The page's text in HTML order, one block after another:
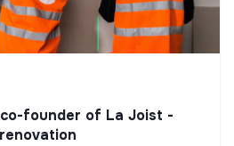
founder of La Joist -